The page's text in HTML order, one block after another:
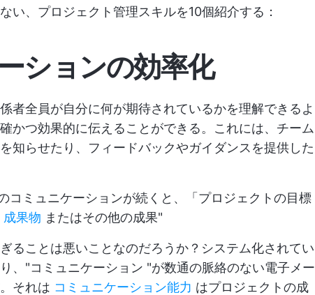
い、プロジェクト管理スキルを10個紹介する：
ションの効率化
者全員が自分に何が期待されているかを理解できるよ
かつ効果的に伝えることができる。これには、チーム
知らせたり、フィードバックやガイダンスを提供した
コミュニケーションが続くと、「プロジェクトの目標
成果物 またはその他の成果"
ることは悪いことなのだろうか？システム化されてい
、"コミュニケーション "が数通の脈絡のない電子メー
それは コミュニケーション能力 はプロジェクトの成